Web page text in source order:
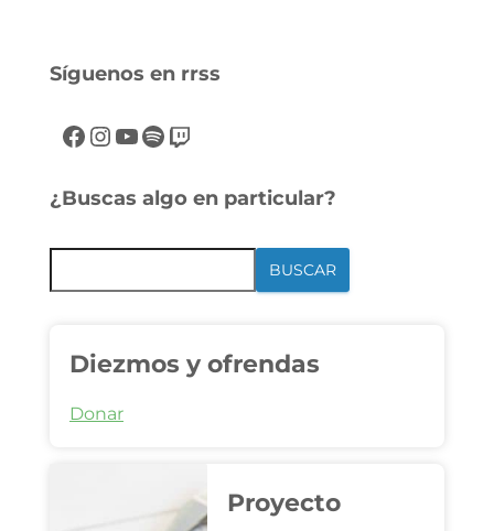
Síguenos en rrss
¿Buscas algo en particular?
BUSCAR
Diezmos y ofrendas
Donar
Proyecto